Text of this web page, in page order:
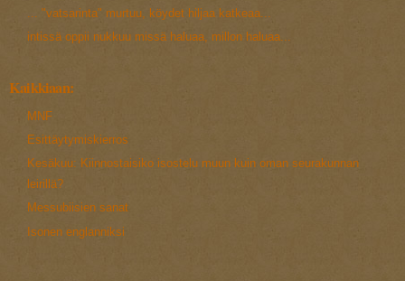
... "vatsarinta" murtuu, köydet hiljaa katkeaa...
intissä oppii nukkuu missä haluaa, millon haluaa...
Kaikkiaan:
MNF
Esittäytymiskierros
Kesäkuu: Kiinnostaisiko isostelu muun kuin oman seurakunnan
leirillä?
Messubiisien sanat
Isonen englanniksi